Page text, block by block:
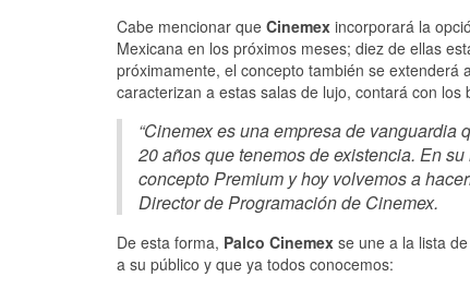
Cabe mencionar que Cinemex incorporará la
Mexicana en los próximos meses; diez de ellas
próximamente, el concepto también se extenderá
caracterizan a estas salas de lujo, contará con
“Cinemex es una empresa de
20 años que tenemos de existencia. En
concepto Premium y hoy volvemos a
Director de Programación de Cinemex.
De esta forma, Palco Cinemex se une a la lista
a su público y que ya todos conocemos: